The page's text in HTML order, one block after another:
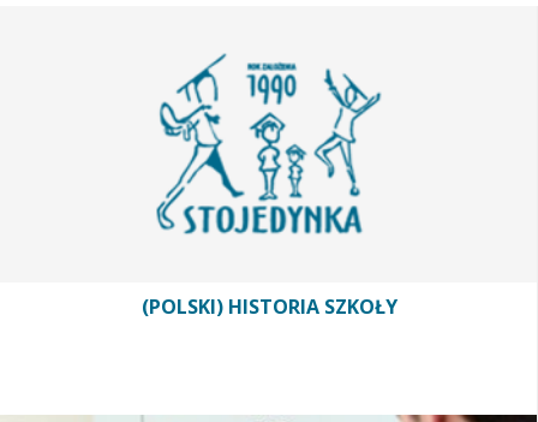
(POLSKI) HISTORIA SZKOŁY